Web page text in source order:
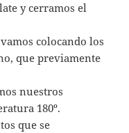
y cerramos el
colocando los
que previamente
nuestros
180º.
que se